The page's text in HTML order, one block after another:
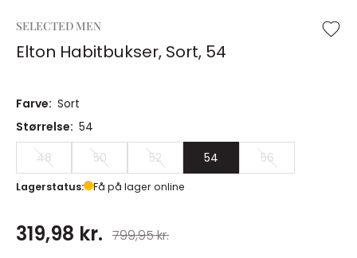
SELECTED MEN
Elton Habitbukser, Sort, 54
Farve: Sort
Størrelse: 54
48
50 52 54 56
Lagerstatus: Få på lager online
319,98 kr. 799,95 kr.